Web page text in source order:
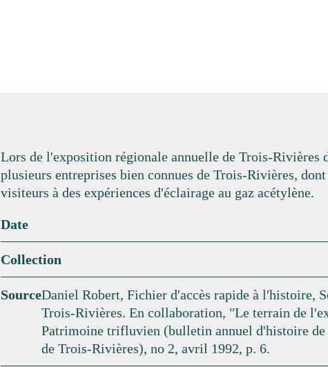
Lors de l'exposition régionale annuelle de Trois-
plusieurs entreprises bien connues de Trois-Rivières,
visiteurs à des expériences d'éclairage au gaz acétylène.
Date
Collection
SourceDaniel Robert, Fichier d'accès rapide à l'histoire,
Trois-Rivières. En collaboration, "Le terrain de
Patrimoine trifluvien (bulletin annuel d'histoire
de Trois-Rivières), no 2, avril 1992, p. 6.